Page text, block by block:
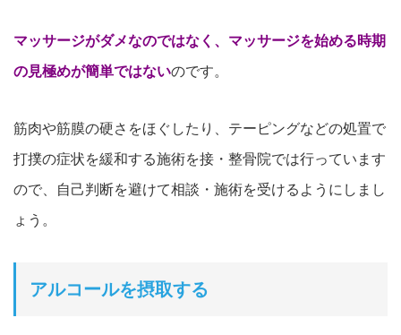
マッサージがダメなのではなく、マッサージを始める時期
の見極めが簡単ではないのです。
筋肉や筋膜の硬さをほぐしたり、テーピングなどの処置で
打撲の症状を緩和する施術を接・整骨院では行っています
ので、自己判断を避けて相談・施術を受けるようにしまし
ょう。
アルコールを摂取する